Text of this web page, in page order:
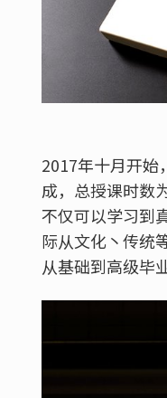
2017年十月开始
成，总授课时数
不仅可以学习到
际从文化丶传统
从基础到高级毕